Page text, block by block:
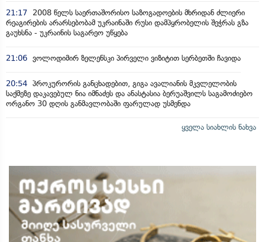
21:17
2008 წელს საერთაშორისო საზოგადოების მხრიდან ძლიერი
რეაგირების არარსებობამ უკრაინაში რუსი დამპყრობელის შეჭრას გზა
გაუხსნა - უკრაინის საგარეო უწყება
21:06 ვოლოდიმირ ზელენსკი პირველი ვიზიტით სერბეთში ჩავიდა
20:54 პროკურორის განცხადებით, გიგა ავალიანის მკვლელობის
საქმეზე დაკავებულ ნია იმნაძეს და ანასტასია ბერუაშვილს საგამოძიებო
ორგანო 30 დღის განმავლობაში ფარულად უსმენდა
ყველა სიახლის ნახვა